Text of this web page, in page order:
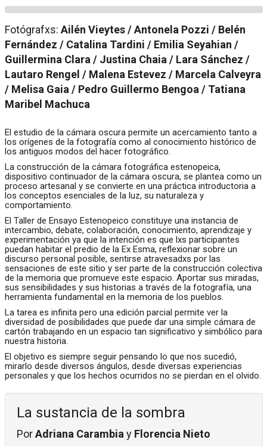
Fotógrafxs: Ailén Vieytes / Antonela Pozzi / Belén
Fernández / Catalina Tardini / Emilia Seyahian /
Guillermina Clara / Justina Chaia / Lara Sánchez /
Lautaro Rengel / Malena Estevez / Marcela Calveyra
/ Melisa Gaia / Pedro Guillermo Bengoa / Tatiana
Maribel Machuca
El estudio de la cámara oscura permite un acercamiento tanto a
los orígenes de la fotografía como al conocimiento histórico de
los antiguos modos del hacer fotográfico.
La construcción de la cámara fotográfica estenopeica,
dispositivo continuador de la cámara oscura, se plantea como un
proceso artesanal y se convierte en una práctica introductoria a
los conceptos esenciales de la luz, su naturaleza y
comportamiento.
El Taller de Ensayo Estenopeico constituye una instancia de
intercambio, debate, colaboración, conocimiento, aprendizaje y
experimentación ya que la intención es que lxs participantes
puedan habitar el predio de la Ex Esma, reflexionar sobre un
discurso personal posible, sentirse atravesadxs por las
sensaciones de este sitio y ser parte de la construcción colectiva
de la memoria que promueve este espacio. Aportar sus miradas,
sus sensibilidades y sus historias a través de la fotografía, una
herramienta fundamental en la memoria de los pueblos.
La tarea es infinita pero una edición parcial permite ver la
diversidad de posibilidades que puede dar una simple cámara de
cartón trabajando en un espacio tan significativo y simbólico para
nuestra historia.
El objetivo es siempre seguir pensando lo que nos sucedió,
mirarlo desde diversos ángulos, desde diversas experiencias
personales y que los hechos ocurridos no se pierdan en el olvido.
La sustancia de la sombra
PorAdriana Carambiay Florencia Nieto